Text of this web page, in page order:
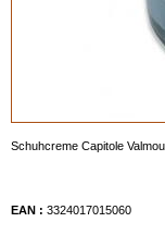
Schuhcreme Capitole
EAN : 3324017015060